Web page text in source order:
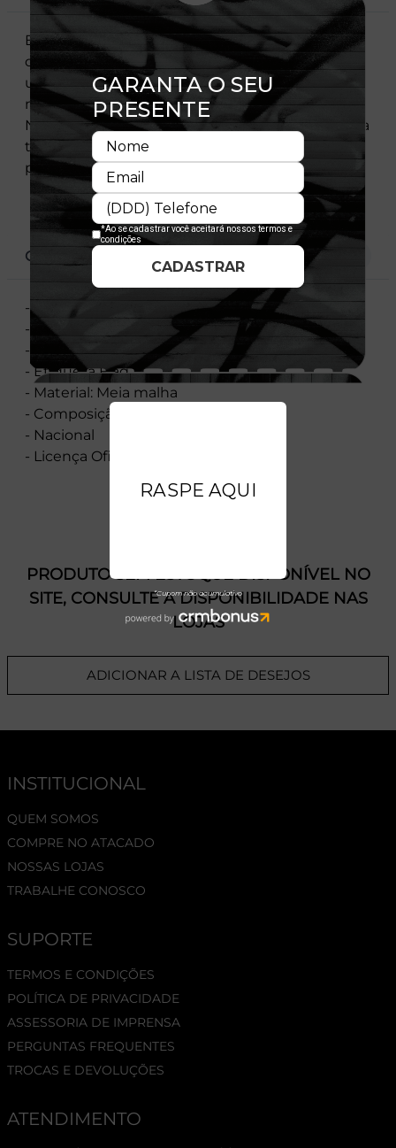
Essa camiseta é confeccionada em malha de
qualidade e, com um caimento perfeito, oferece
um toque diferenciado e macio à pele, além de
não limitar os movimentos. A clássica bandeira
New Era® bordada na manga esquerda assegura
toda autenticidade que só a New Era®
proporciona.
CARACTERÍSTICAS
- Manga curta
- Gola careca
- Estampa frontal
- Etiqueta Flag
- Material: Meia malha
- Composição: 100% Algodão
- Nacional
- Licença Oficial
PRODUTO SEM ESTOQUE DÍSPONÍVEL NO
SITE, CONSULTE A DISPONIBILIDADE NAS
LOJAS
ADICIONAR A LISTA DE DESEJOS
INSTITUCIONAL
QUEM SOMOS
COMPRE NO ATACADO
NOSSAS LOJAS
TRABALHE CONOSCO
SUPORTE
TERMOS E CONDIÇÕES
POLÍTICA DE PRIVACIDADE
ASSESSORIA DE IMPRENSA
PERGUNTAS FREQUENTES
TROCAS E DEVOLUÇÕES
ATENDIMENTO